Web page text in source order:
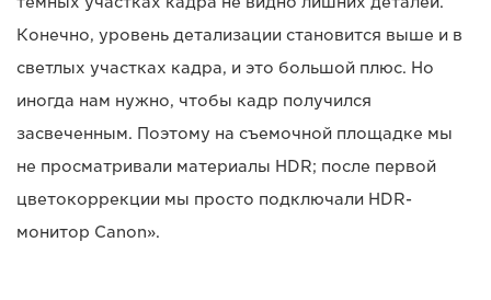
Конечно, уровень детализации становится выше и в
светлых участках кадра, и это большой плюс. Но
иногда нам нужно, чтобы кадр получился
засвеченным. Поэтому на съемочной площадке мы
не просматривали материалы HDR; после первой
цветокоррекции мы просто подключали HDR-
монитор Canon».